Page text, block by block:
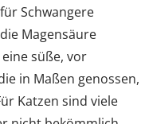
Schwangere
Magensäure
süße, vor
in Maßen genossen,
Katzen sind viele